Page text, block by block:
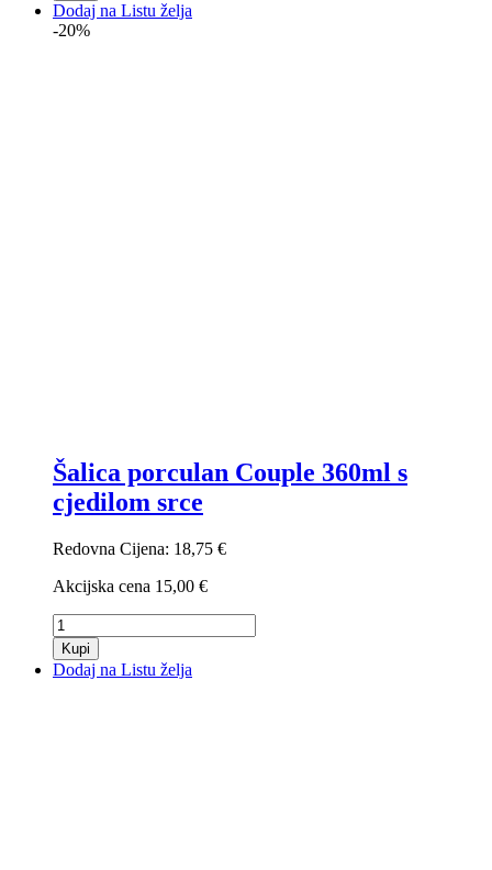
Dodaj na Listu želja
-20%
Šalica porculan Couple 360ml s
cjedilom srce
Redovna Cijena: 18,75 €
Akcijska cena 15,00 €
Kupi
Dodaj na Listu želja